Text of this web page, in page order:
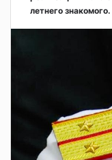
летнего знакомого.